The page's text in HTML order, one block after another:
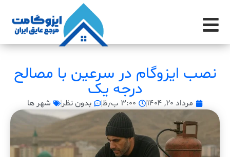
نصب ایزوگام در سرعین با مصالح
درجه یک
مرداد ۲۰, ۱۴۰۴ ۳:۰۰ ب٫ظ بدون نظر شهر ها